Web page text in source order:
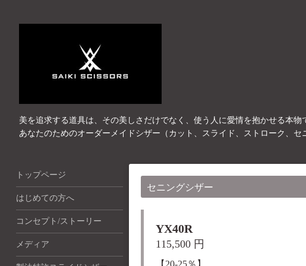
美を追求する道具は、その美しさだけでなく、使う人に愛情を抱かせる本物
あなたのためのオーダーメイドシザー（カット、スライド、ストローク、セ
セニングシザー
YX40R
115,500 円
【20-25％】
トップページ
はじめての方へ
コンセプト/ストーリー
メディア